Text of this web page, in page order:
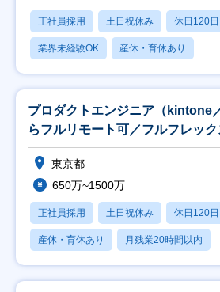
正社員採用 土日祝休み 休日120
業界未経験OK 産休・育休あり
プロダクトエンジニア（kintone
らフルリモート可／フルフレック
東京都
650万~1500万
正社員採用 土日祝休み 休日120
産休・育休あり 月残業20時間以内